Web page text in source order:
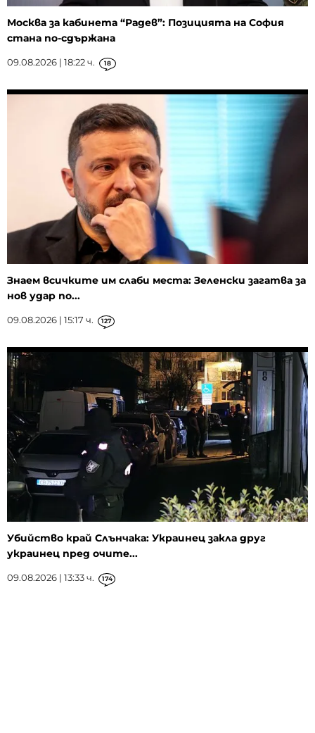
Москва за кабинета “Радев”: Позицията на София
стана по-сдържана
09.08.2026 | 18:22 ч. 18
Знаем всичките им слаби места: Зеленски загатва за
нов удар по...
09.08.2026 | 15:17 ч. 127
Убийство край Слънчака: Украинец закла друг
украинец пред очите...
09.08.2026 | 13:33 ч. 174